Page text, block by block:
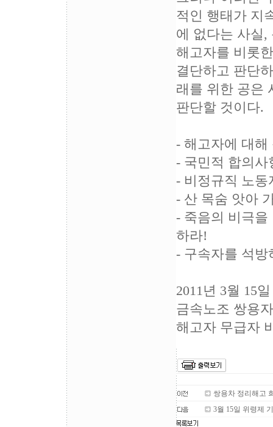
적인 행태가 지
에 없다는 사실,
해고자를 비롯
결단하고 판단
래를 위한 공은
판단할 것이다.
- 해고자에 대
- 국민적 합의사
- 비정규직 노동
- 산 목숨 앗아
- 죽음의 비극을
하라!
- 구속자를 석
2011년 3월 15일
금속노조 쌍용
해고자 무급자
쌍용차 정리해고
3월 15일 위령제